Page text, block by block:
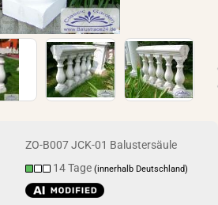
ZO-B007 JCK-01 Balustersäule
14 Tage(innerhalb Deutschland)